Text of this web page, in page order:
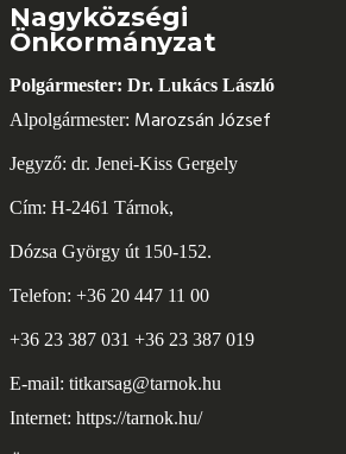
Nagyközségi
Önkormányzat
Polgármester: Dr. Lukács László
Alpolgármester: Marozsán József
Jegyző: dr. Jenei-Kiss Gergely
Cím: H-2461 Tárnok,
Dózsa György út 150-152.
Telefon: +36 20 447 11 00
+36 23 387 031 +36 23 387 019
E-mail: titkarsag@tarnok.hu
Internet: https://tarnok.hu/